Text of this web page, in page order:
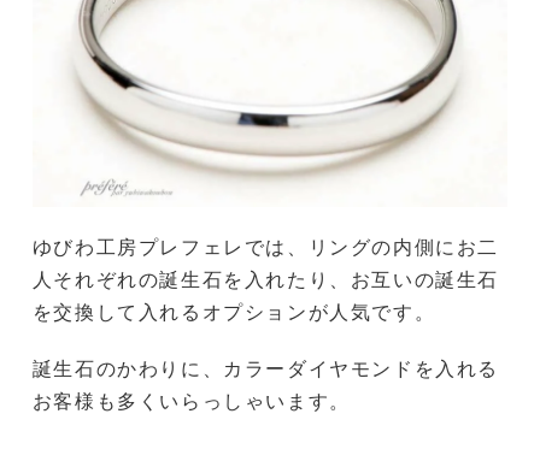
ゆびわ工房プレフェレでは、リングの内側にお二
人それぞれの誕生石を入れたり、お互いの誕生石
を交換して入れるオプションが人気です。
誕生石のかわりに、カラーダイヤモンドを入れる
お客様も多くいらっしゃいます。